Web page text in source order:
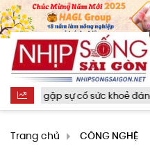
sự cố sức khoẻ đáng lo ngại
Trang chủ CÔNG NGHỆ